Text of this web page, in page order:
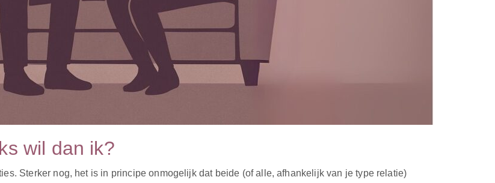
wil dan ik?
Sterker nog, het is in principe onmogelijk dat beide (of alle, afhankelijk van je type relatie)